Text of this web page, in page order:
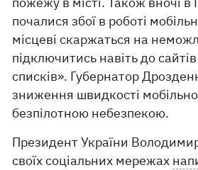
почалися збої в роботі
місцеві скаржаться на
підключитись навіть до сайтів
списків». Губернатор
зниження швидкості
безпілотною небезпекою.
Президент України
своїх соціальних мережах